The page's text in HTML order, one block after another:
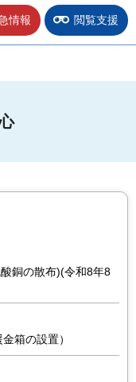
情報 閲覧支援
銅の散布)(令和8年8
箱の設置）